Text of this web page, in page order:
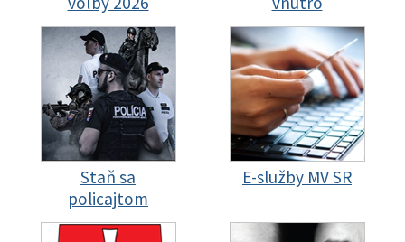
Staň sa
policajtom
E-služby MV SR